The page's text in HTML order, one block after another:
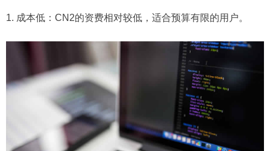
1. 成本低：CN2的资费相对较低，适合预算有限的用户。